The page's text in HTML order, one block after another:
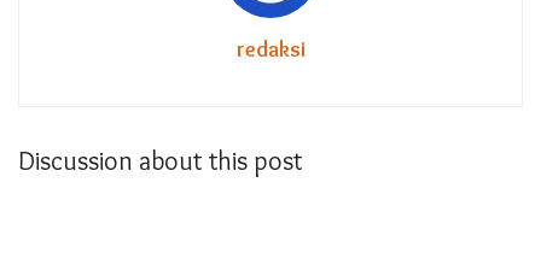
redaksi
Discussion about this post